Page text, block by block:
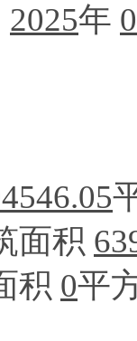
2025年
面积
积 0平